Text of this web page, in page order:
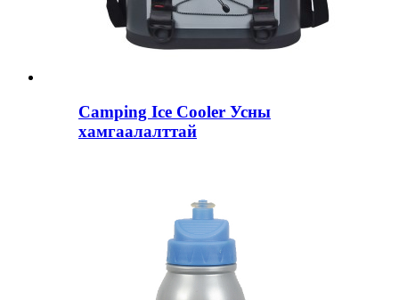
Camping Ice Cooler Усны
хамгаалалттай